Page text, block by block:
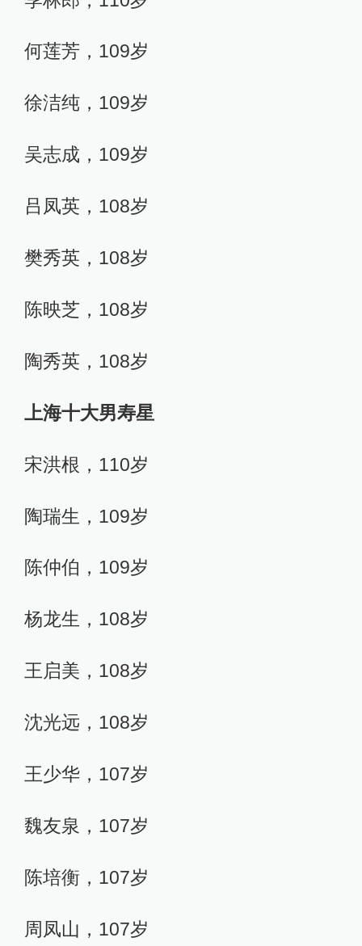
何莲芳，109岁
徐洁纯，109岁
吴志成，109岁
吕凤英，108岁
樊秀英，108岁
陈映芝，108岁
陶秀英，108岁
上海十大男寿星
宋洪根，110岁
陶瑞生，109岁
陈仲伯，109岁
杨龙生，108岁
王启美，108岁
沈光远，108岁
王少华，107岁
魏友泉，107岁
陈培衡，107岁
周凤山，107岁